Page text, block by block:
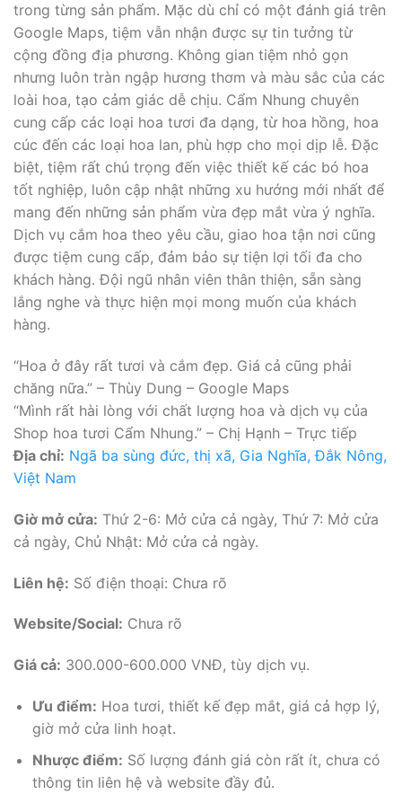
trong từng sản phẩm. Mặc dù chỉ có một đánh giá trên
Google Maps, tiệm vẫn nhận được sự tin tưởng từ
cộng đồng địa phương. Không gian tiệm nhỏ gọn
nhưng luôn tràn ngập hương thơm và màu sắc của các
loài hoa, tạo cảm giác dễ chịu. Cẩm Nhung chuyên
cung cấp các loại hoa tươi đa dạng, từ hoa hồng, hoa
cúc đến các loại hoa lan, phù hợp cho mọi dịp lễ. Đặc
biệt, tiệm rất chú trọng đến việc thiết kế các bó hoa
tốt nghiệp, luôn cập nhật những xu hướng mới nhất để
mang đến những sản phẩm vừa đẹp mắt vừa ý nghĩa.
Dịch vụ cắm hoa theo yêu cầu, giao hoa tận nơi cũng
được tiệm cung cấp, đảm bảo sự tiện lợi tối đa cho
khách hàng. Đội ngũ nhân viên thân thiện, sẵn sàng
lắng nghe và thực hiện mọi mong muốn của khách
hàng.
“Hoa ở đây rất tươi và cắm đẹp. Giá cả cũng phải
chăng nữa.” – Thùy Dung – Google Maps
“Mình rất hài lòng với chất lượng hoa và dịch vụ của
Shop hoa tươi Cẩm Nhung.” – Chị Hạnh – Trực tiếp
Địa chỉ: Ngã ba sùng đức, thị xã, Gia Nghĩa, Đắk Nông,
Việt Nam
Giờ mở cửa: Thứ 2-6: Mở cửa cả ngày, Thứ 7: Mở cửa
cả ngày, Chủ Nhật: Mở cửa cả ngày.
Liên hệ: Số điện thoại: Chưa rõ
Website/Social: Chưa rõ
Giá cả: 300.000-600.000 VNĐ, tùy dịch vụ.
Ưu điểm: Hoa tươi, thiết kế đẹp mắt, giá cả hợp lý,
giờ mở cửa linh hoạt.
Nhược điểm: Số lượng đánh giá còn rất ít, chưa có
thông tin liên hệ và website đầy đủ.